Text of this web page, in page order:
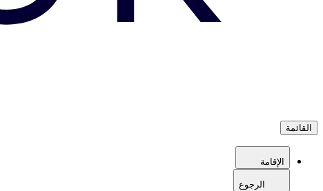
القائمة
الإقامة
الرجوع